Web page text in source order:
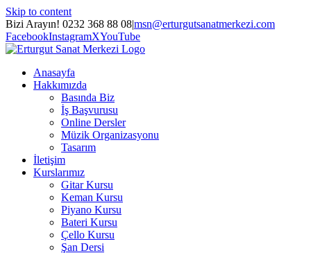
Skip to content
Bizi Arayın! 0232 368 88 08|msn@erturgutsanatmerkezi.com
FacebookInstagramXYouTube
Anasayfa
Hakkımızda
Basında Biz
İş Başvurusu
Online Dersler
Müzik Organizasyonu
Tasarım
İletişim
Kurslarımız
Gitar Kursu
Keman Kursu
Piyano Kursu
Bateri Kursu
Çello Kursu
Şan Dersi